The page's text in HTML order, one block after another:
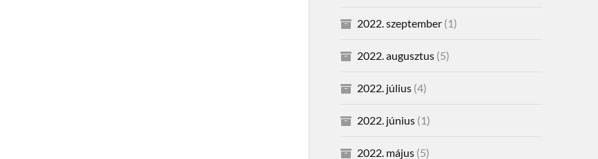
2022. szeptember(1)
2022. augusztus(5)
2022. július(4)
2022. június(1)
2022. május(5)